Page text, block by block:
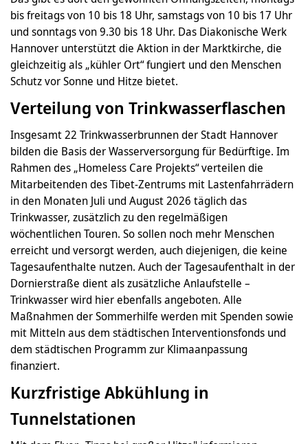
bis freitags von 10 bis 18 Uhr, samstags von 10 bis 17 Uhr
und sonntags von 9.30 bis 18 Uhr. Das Diakonische Werk
Hannover unterstützt die Aktion in der Marktkirche, die
gleichzeitig als „kühler Ort“ fungiert und den Menschen
Schutz vor Sonne und Hitze bietet.
Verteilung von Trinkwasserflaschen
Insgesamt 22 Trinkwasserbrunnen der Stadt Hannover
bilden die Basis der Wasserversorgung für Bedürftige. Im
Rahmen des „Homeless Care Projekts“ verteilen die
Mitarbeitenden des Tibet-Zentrums mit Lastenfahrrädern
in den Monaten Juli und August 2026 täglich das
Trinkwasser, zusätzlich zu den regelmäßigen
wöchentlichen Touren. So sollen noch mehr Menschen
erreicht und versorgt werden, auch diejenigen, die keine
Tagesaufenthalte nutzen. Auch der Tagesaufenthalt in der
Dornierstraße dient als zusätzliche Anlaufstelle –
Trinkwasser wird hier ebenfalls angeboten. Alle
Maßnahmen der Sommerhilfe werden mit Spenden sowie
mit Mitteln aus dem städtischen Interventionsfonds und
dem städtischen Programm zur Klimaanpassung
finanziert.
Kurzfristige Abkühlung in
Tunnelstationen